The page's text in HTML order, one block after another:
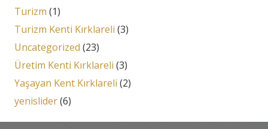
Turizm (1)
Turizm Kenti Kırklareli (3)
Uncategorized (23)
Üretim Kenti Kırklareli (3)
Yaşayan Kent Kırklareli (2)
yenislider(6)